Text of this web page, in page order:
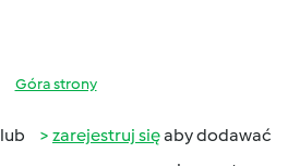
Góra strony
lub zarejestruj sięaby dodawać